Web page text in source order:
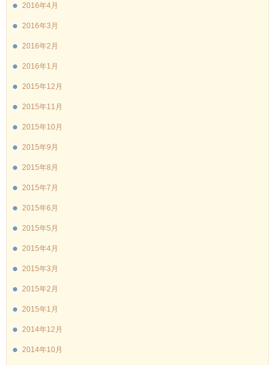
2016年4月
2016年3月
2016年2月
2016年1月
2015年12月
2015年11月
2015年10月
2015年9月
2015年8月
2015年7月
2015年6月
2015年5月
2015年4月
2015年3月
2015年2月
2015年1月
2014年12月
2014年10月